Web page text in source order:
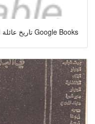
تاريخ عائلة المر ومختصر تاريخ بتغرين 1650 1948 Google Books